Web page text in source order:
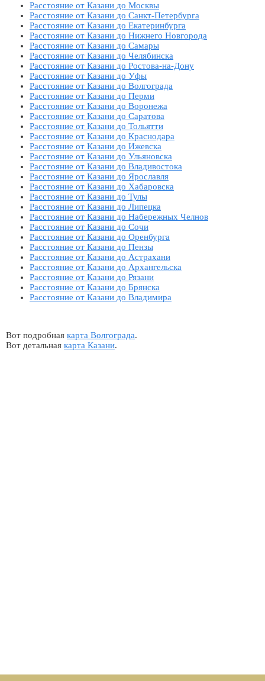
Расстояние от Казани до Москвы
Расстояние от Казани до Санкт-Петербурга
Расстояние от Казани до Екатеринбурга
Расстояние от Казани до Нижнего Новгорода
Расстояние от Казани до Самары
Расстояние от Казани до Челябинска
Расстояние от Казани до Ростова-на-Дону
Расстояние от Казани до Уфы
Расстояние от Казани до Волгограда
Расстояние от Казани до Перми
Расстояние от Казани до Воронежа
Расстояние от Казани до Саратова
Расстояние от Казани до Тольятти
Расстояние от Казани до Краснодара
Расстояние от Казани до Ижевска
Расстояние от Казани до Ульяновска
Расстояние от Казани до Владивостока
Расстояние от Казани до Ярославля
Расстояние от Казани до Хабаровска
Расстояние от Казани до Тулы
Расстояние от Казани до Липецка
Расстояние от Казани до Набережных Челнов
Расстояние от Казани до Сочи
Расстояние от Казани до Оренбурга
Расстояние от Казани до Пензы
Расстояние от Казани до Астрахани
Расстояние от Казани до Архангельска
Расстояние от Казани до Рязани
Расстояние от Казани до Брянска
Расстояние от Казани до Владимира
Вот подробная карта Волгограда.
Вот детальная карта Казани.